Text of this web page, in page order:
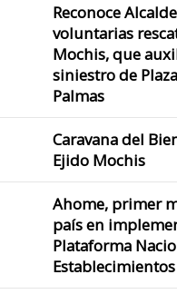
Reconoce
voluntarias
Mochis, que
siniestro de
Palmas
Caravana del
Ejido Mochis
Ahome, primer
país en
Plataforma